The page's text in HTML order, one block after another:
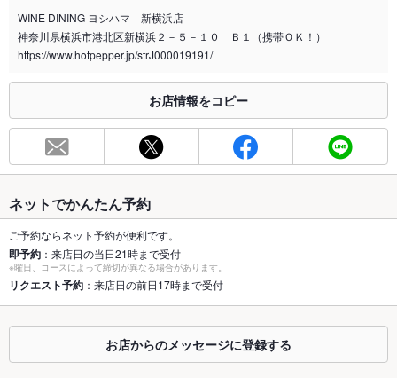
喫煙専用室 なし
※2020年4月1日～受動喫煙対策に関する法律が施行されています。正しい情報はお店へお問い
総席数 110席
最大宴会収
150人(110名様（着席時）150名様（立食時）)
個室 なし ：10～25名用個室あり
座敷 なし
掘りごたつ なし
カウンター あり
ソファー なし
WINE DINING ヨシハマ 新横浜店
神奈川県横浜市港北区新横浜２－５－１０ Ｂ１（携帯ＯＫ！）
https://www.hotpepper.jp/strJ000019191/
お店情報をコピー
ネットでかんたん予約
ご予約ならネット予約が便利です。
即予約 ：来店日の当日21時まで受付
※曜日、コースによって締切が異なる場合があります。
リクエスト予約 ：来店日の前日17時まで受付
お店からのメッセージに登録する